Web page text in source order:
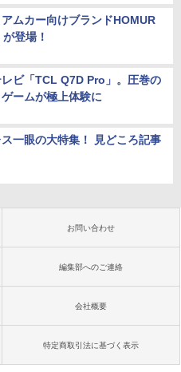
ムカー向けブランドHOMUR
登場！
ビ「TCL Q7D Pro」。圧巻の
ームが極上体験に
一眼の大特集！ 見どころ記事
お問い合わせ
編集部へのご連絡
会社概要
特定商取引法に基づく表示